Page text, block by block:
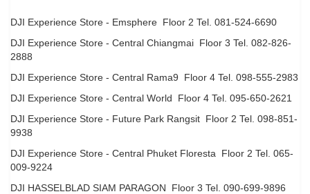
DJI Experience Store - Emsphere Floor 2 Tel. 081-524-6690
DJI Experience Store - Central Chiangmai Floor 3 Tel. 082-826-
2888
DJI Experience Store - Central Rama9 Floor 4 Tel. 098-555-2983
DJI Experience Store - Central World Floor 4 Tel. 095-650-2621
DJI Experience Store - Future Park Rangsit Floor 2 Tel. 098-851-
9938
DJI Experience Store - Central Phuket Floresta Floor 2 Tel. 065-
009-9224
DJI HASSELBLAD SIAM PARAGON Floor 3 Tel. 090-699-9896